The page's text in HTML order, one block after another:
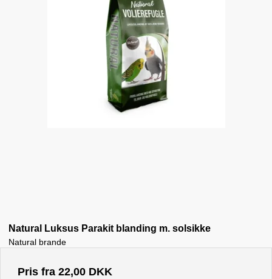
Natural Luksus Parakit blanding m. solsikke
Natural brande
Pris fra 22,00 DKK